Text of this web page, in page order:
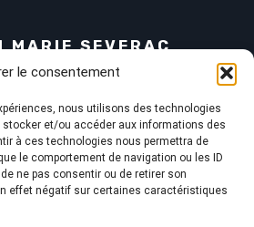
le consentement
nous utilisons des technologies
et/ou accéder aux informations des
à ces technologies nous permettra de
le comportement de navigation ou les ID
ne pas consentir ou de retirer son
effet négatif sur certaines caractéristiques
MARIE SEVERAC
Boutique
Les coffrets
revendeur